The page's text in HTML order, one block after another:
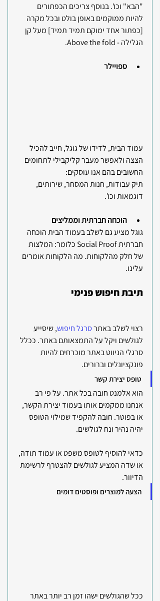
"הבא" וכו'. בנוסף צריכים הכפתורים
להיות ממוקמים באופן בולט ובכל מקרה
[כפתור אחד ימוקם תמיד תמיד] מעל קן
הגלילה - Above the fold.
ספויילר
עמוד הבית, לדידו של גוגל, חייב להכיל
הצצה ולאפשר מעבר קליקבילי לתחומים
החשובים בהם אנו עוסקים:
תיק עבודות, חנות המסחר, שירותים,
דוגמאות וכו'.
הוכחה חברתית וממליצים
גוגל מציע גם לשלב בעמוד הבית הוכחה
חברתית Social Proof כלומר: המלצות
של חלק מהלקוחות. מה הלקוחות אומרים
עלינו.
תיבת חיפוש פנימי
רצוי לשלב באתר סרגל חיפוש, שיסייע
לגולשים ויקל על התמצאותם באתר. ככלל
סרגלי הניווט באתר מוכרחים להיות
פונקציונלים וברורים.
טופס יצירת קשר
הוא אלמנט חובה בכל אתר. על פי רב
אנחנו ממקמים אותו בעמוד יצירת הקשר,
או בפוטר. חובה להקפיד שמילוי הטופס
יהיה נהיר ונח לגולשים.
כדאי להוסיף לטופס משפט או עמוד תודה,
או שדה המציע לגולשים להצטרף לרשימת
הדיוור.
הצעה למוצרים ופוסטים דומים
ככל שהגולשים ישהו זמן רב יותר באתר